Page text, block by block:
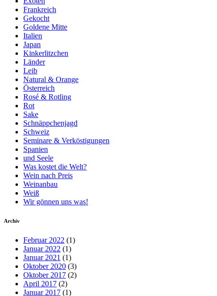
Frankreich
Gekocht
Goldene Mitte
Italien
Japan
Kinkerlitzchen
Länder
Leib
Natural & Orange
Österreich
Rosé & Rotling
Rot
Sake
Schnäppchenjagd
Schweiz
Seminare & Verköstigungen
Spanien
und Seele
Was kostet die Welt?
Wein nach Preis
Weinanbau
Weiß
Wir gönnen uns was!
Archiv
Februar 2022 (1)
Januar 2022 (1)
Januar 2021 (1)
Oktober 2020 (3)
Oktober 2017 (2)
April 2017 (2)
Januar 2017 (1)